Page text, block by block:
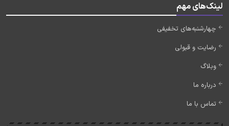
لینک‌های مهم
چهارشنبه‌های تخفیفی
رضایت و قبولی
وبلاگ
درباره ما
تماس با ما